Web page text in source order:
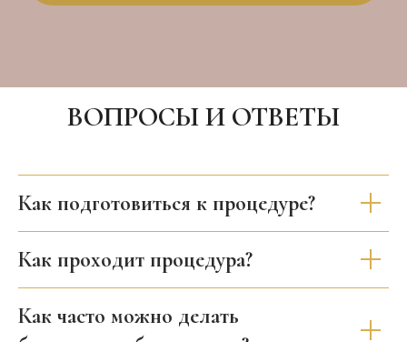
ВОПРОСЫ И ОТВЕТЫ
Как подготовиться к процедуре?
Как проходит процедура?
Как часто можно делать